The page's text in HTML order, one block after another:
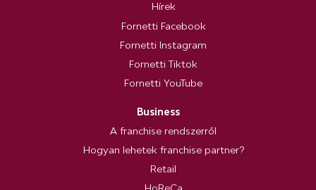
Hírek
Fornetti Facebook
Fornetti Instagram
Fornetti Tiktok
Fornetti YouTube
Business
A franchise rendszerről
Hogyan lehetek franchise partner?
Retail